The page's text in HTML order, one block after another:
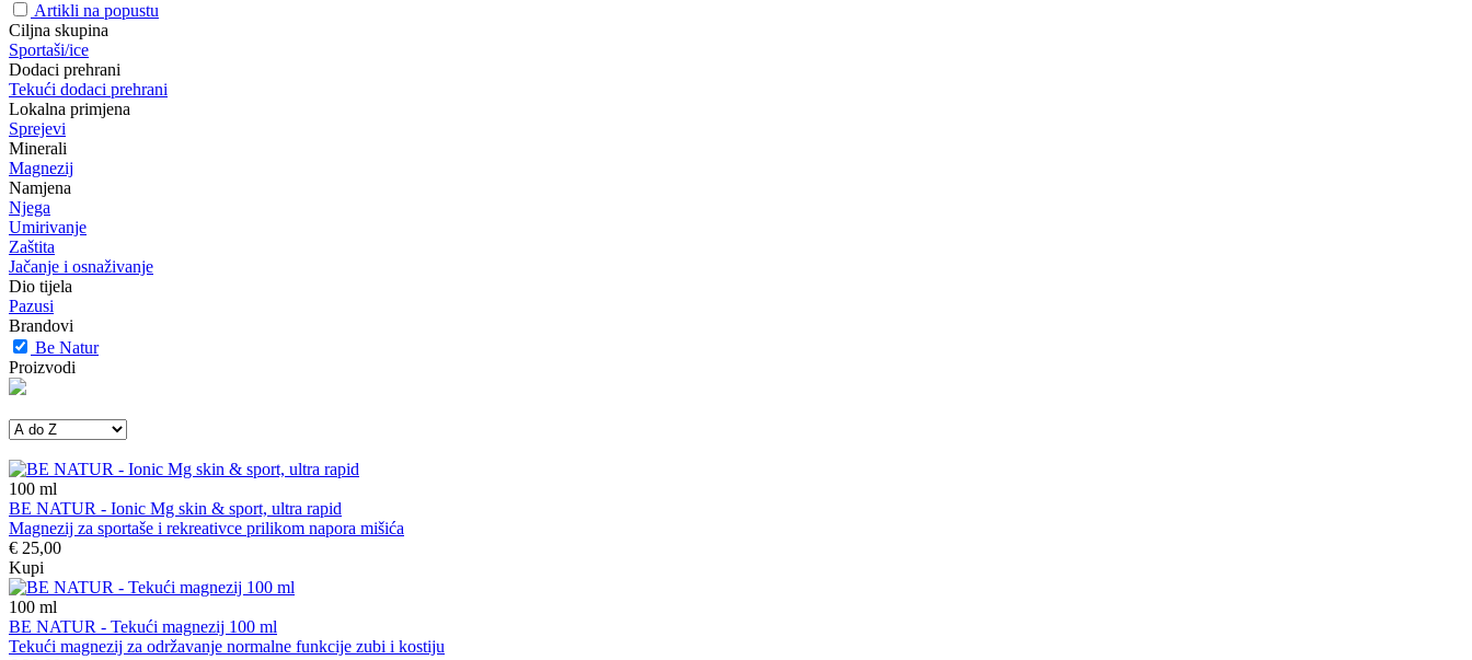
Artikli na popustu
Ciljna skupina
Sportaši/ice
Dodaci prehrani
Tekući dodaci prehrani
Lokalna primjena
Sprejevi
Minerali
Magnezij
Namjena
Njega
Umirivanje
Zaštita
Jačanje i osnaživanje
Dio tijela
Pazusi
Brandovi
Be Natur
Proizvodi
100 ml
BE NATUR - Ionic Mg skin & sport, ultra rapid
Magnezij za sportaše i rekreativce prilikom napora mišića
€ 25,00
Kupi
100 ml
BE NATUR - Tekući magnezij 100 ml
Tekući magnezij za održavanje normalne funkcije zubi i kostiju